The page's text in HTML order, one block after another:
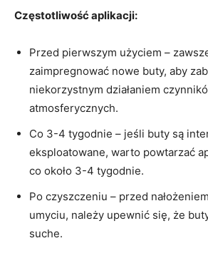
Częstotliwość aplikacji:
Przed pierwszym użyciem –
zaimpregnować nowe buty, aby
niekorzystnym działaniem
atmosferycznych.
Co 3-4 tygodnie – jeśli buty są
eksploatowane, warto powtarzać
co około 3-4 tygodnie.
Po czyszczeniu – przed
umyciu, należy upewnić się, że
suche.